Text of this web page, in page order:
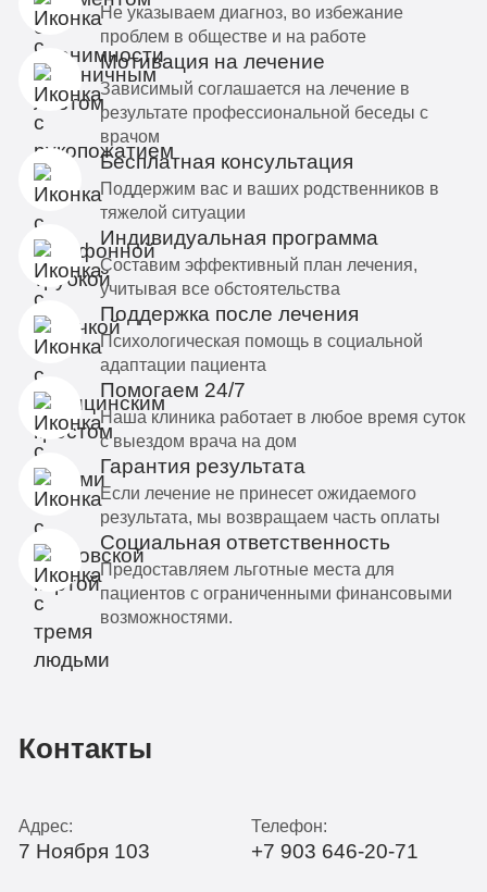
Не указываем диагноз, во избежание
проблем в обществе и на работе
Мотивация на лечение
Зависимый соглашается на лечение в
результате профессиональной беседы с
врачом
Бесплатная консультация
Поддержим вас и ваших родственников в
тяжелой ситуации
Индивидуальная программа
Составим эффективный план лечения,
учитывая все обстоятельства
Поддержка после лечения
Психологическая помощь в социальной
адаптации пациента
Помогаем 24/7
Наша клиника работает в любое время суток
с выездом врача на дом
Гарантия результата
Если лечение не принесет ожидаемого
результата, мы возвращаем часть оплаты
Социальная ответственность
Предоставляем льготные места для
пациентов с ограниченными финансовыми
возможностями.
Контакты
Адрес:
7 Ноября 103
Телефон:
+7 903 646-20-71